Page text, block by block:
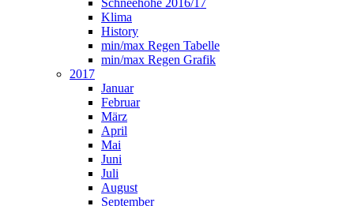
Schneehöhe 2016/17
Klima
History
min/max Regen Tabelle
min/max Regen Grafik
2017
Januar
Februar
März
April
Mai
Juni
Juli
August
September